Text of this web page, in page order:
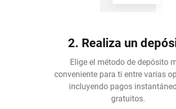
2. Realiza un
Elige el método de depósito
conveniente para ti entre varias
incluyendo pagos
gratuitos.